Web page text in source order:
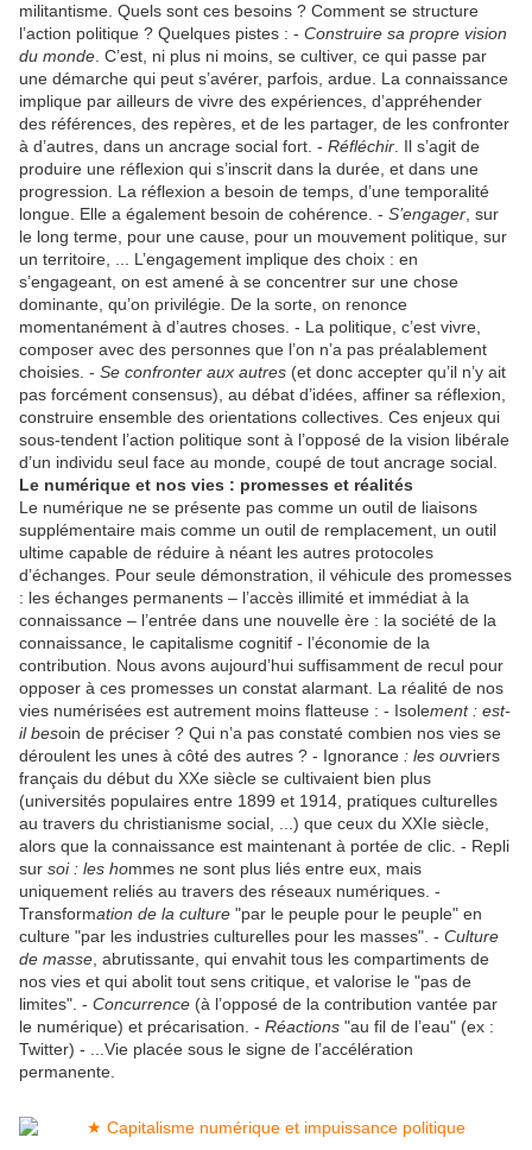
militantisme. Quels sont ces besoins ? Comment se structure
l’action politique ? Quelques pistes : - Construire sa propre vision
du monde . C’est, ni plus ni moins, se cultiver, ce qui passe par
une démarche qui peut s’avérer, parfois, ardue. La connaissance
implique par ailleurs de vivre des expériences, d’appréhender
des références, des repères, et de les partager, de les confronter
à d’autres, dans un ancrage social fort. - Réfléchir . Il s’agit de
produire une réflexion qui s’inscrit dans la durée, et dans une
progression. La réflexion a besoin de temps, d’une temporalité
longue. Elle a également besoin de cohérence. - S’engager , sur
le long terme, pour une cause, pour un mouvement politique, sur
un territoire, ... L’engagement implique des choix : en
s’engageant, on est amené à se concentrer sur une chose
dominante, qu’on privilégie. De la sorte, on renonce
momentanément à d’autres choses. - La politique, c’est vivre,
composer avec des personnes que l’on n’a pas préalablement
choisies. - Se confronter aux autres (et donc accepter qu’il n’y ait
pas forcément consensus), au débat d’idées, affiner sa réflexion,
construire ensemble des orientations collectives. Ces enjeux qui
sous-tendent l’action politique sont à l’opposé de la vision libérale
d’un individu seul face au monde, coupé de tout ancrage social.
Le numérique et nos vies : promesses et réalités
Le numérique ne se présente pas comme un outil de liaisons
supplémentaire mais comme un outil de remplacement, un outil
ultime capable de réduire à néant les autres protocoles
d’échanges. Pour seule démonstration, il véhicule des promesses
: les échanges permanents – l’accès illimité et immédiat à la
connaissance – l’entrée dans une nouvelle ère : la société de la
connaissance, le capitalisme cognitif - l’économie de la
contribution. Nous avons aujourd’hui suffisamment de recul pour
opposer à ces promesses un constat alarmant. La réalité de nos
vies numérisées est autrement moins flatteuse : - Isolement : est-
il besoin de préciser ? Qui n’a pas constaté combien nos vies se
déroulent les unes à côté des autres ? - Ignorance : les ouvriers
français du début du XXe siècle se cultivaient bien plus
(universités populaires entre 1899 et 1914, pratiques culturelles
au travers du christianisme social, ...) que ceux du XXIe siècle,
alors que la connaissance est maintenant à portée de clic. - Repli
sur soi : les hommes ne sont plus liés entre eux, mais
uniquement reliés au travers des réseaux numériques. -
Transformation de la culture "par le peuple pour le peuple" en
culture "par les industries culturelles pour les masses". - Culture
de masse , abrutissante, qui envahit tous les compartiments de
nos vies et qui abolit tout sens critique, et valorise le "pas de
limites". - Concurrence (à l’opposé de la contribution vantée par
le numérique) et précarisation. - Réactions "au fil de l’eau" (ex :
Twitter) - ...Vie placée sous le signe de l’accélération
permanente.